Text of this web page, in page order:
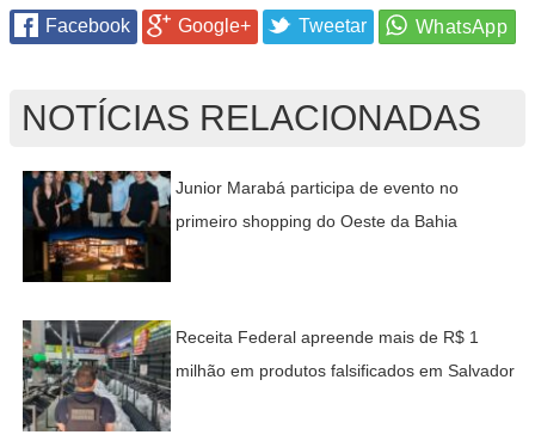
Facebook Google+ Tweetar
NOTÍCIAS RELACIONADAS
Junior Marabá participa de evento no
primeiro shopping do Oeste da Bahia
Receita Federal apreende mais de R$ 1
milhão em produtos falsificados em Salvador